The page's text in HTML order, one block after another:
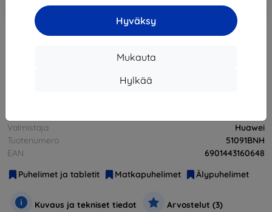
Hyväksy
Mukauta
Hylkää
EXTRA10
ostoskoriin
Valmistaja
Huawei
Tuotenumero
51091BNH
EAN
6901443160648
Puhelimet ja tabletit
Matkapuhelimet Älypuhelimet
Kuvaus ja tekniset tiedot Arvostelut (3)